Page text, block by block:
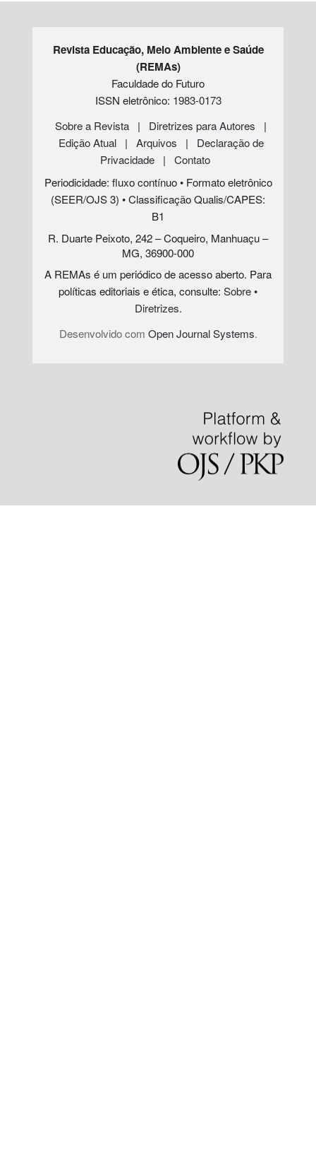
Revista Educação, Meio Ambiente e Saúde
(REMAs)
Faculdade do Futuro
ISSN eletrônico: 1983-0173
Sobre a Revista
| Diretrizes para Autores
|
Edição Atual
| Arquivos |
Declaração de
Privacidade
|
Contato
Periodicidade: fluxo contínuo • Formato eletrônico
(SEER/OJS 3) • Classificação Qualis/CAPES:
B1
R. Duarte Peixoto, 242 – Coqueiro, Manhuaçu –
MG, 36900-000
A REMAs é um periódico de acesso aberto. Para
políticas editoriais e ética, consulte: Sobre•
Diretrizes.
Desenvolvido com Open Journal Systems.